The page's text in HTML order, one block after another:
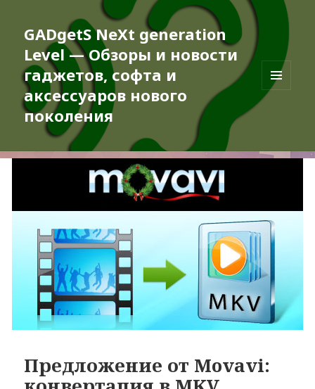
GADgetS NeXt generation
Level — Обзоры и новости
гаджетов, софта и
аксессуаров нового
поколения
МЕНЮ
Предложение от Movavi: